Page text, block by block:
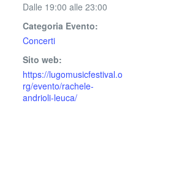
Dalle 19:00 alle 23:00
Categoria Evento:
Concerti
Sito web:
https://lugomusicfestival.o
rg/evento/rachele-
andrioli-leuca/ ‎